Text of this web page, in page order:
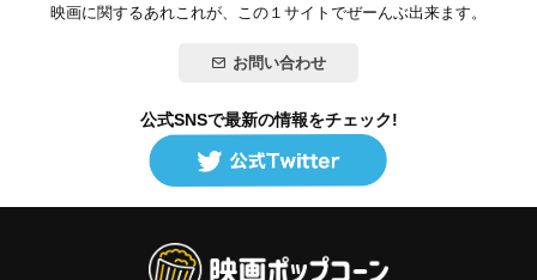
映画に関するあれこれが、この１サイトでぜーんぶ出来ます。
お問い合わせ
公式SNSで最新の情報をチェック!